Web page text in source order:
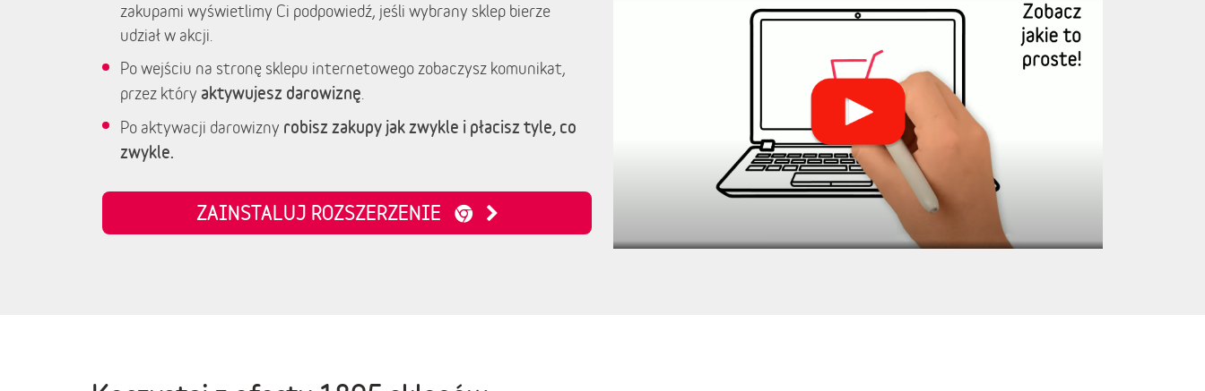
zakupami wyświetlimy Ci podpowiedź, jeśli wybrany sklep bierze
udział w akcji.
Po wejściu na stronę sklepu internetowego zobaczysz komunikat,
przez który aktywujesz darowiznę
Po aktywacji darowizny robisz zakupy jak zwykle i płacisz tyle, co
zwykle.
ZAINSTALUJ ROZSZERZENIE